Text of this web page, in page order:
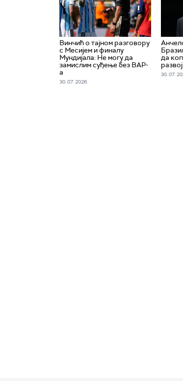
Винчић о тајном разговору
с Месијем и финалу
Мундијала: Не могу да
замислим суђење без ВАР-
а
30. 07. 2026.
да
30. 07.